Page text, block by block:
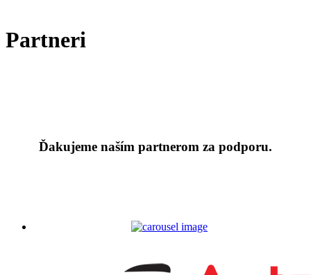
Partneri
Ďakujeme naším partnerom za podporu.